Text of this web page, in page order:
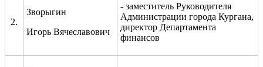
2.
Зворыгин
Игорь Вячеславович
- заместитель Руководителя
Администрации города Кургана,
директор Департамента
финансов